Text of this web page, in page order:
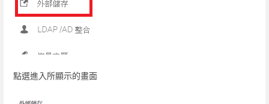
點選進入所顯示的畫面